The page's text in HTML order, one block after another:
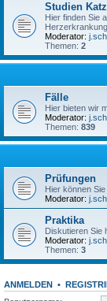
Studien
Hier finden Sie
Moderator:
Themen: 2
Fälle
Hier bieten wir
Moderator:
Themen: 839
Prüfungen
Hier können
Moderator:
Praktika
Diskutieren Sie
Moderator:
Themen: 3
ANMELDEN •